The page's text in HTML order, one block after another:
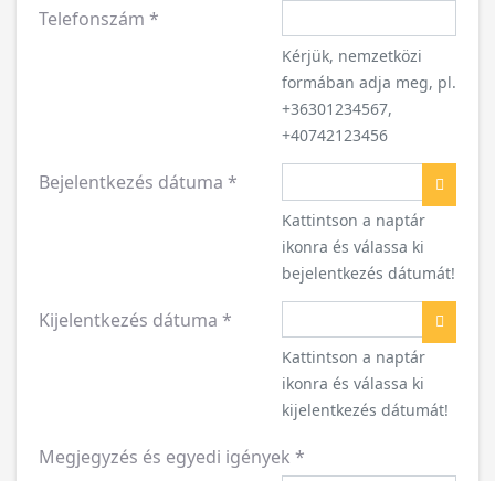
Telefonszám *
Kérjük, nemzetközi
formában adja meg, pl.
+36301234567,
+40742123456
Bejelentkezés dátuma *
Kattintson a naptár
ikonra és válassa ki
bejelentkezés dátumát!
Kijelentkezés dátuma *
Kattintson a naptár
ikonra és válassa ki
kijelentkezés dátumát!
Megjegyzés és egyedi igények *